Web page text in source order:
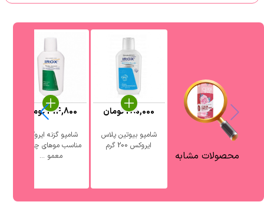
محصولات مشابه
شامپو بیوتین پلاس
ایروکس 200 گرم
280,000تومان
شامپو گزنه ایروکس
مناسب موهای چرب و
معمو ...
414,800تومان